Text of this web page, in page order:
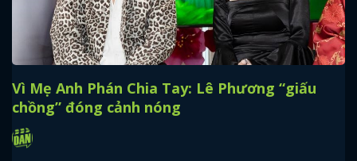
Vì Mẹ Anh Phán Chia Tay: Lê Phương “giấu
chồng” đóng cảnh nóng